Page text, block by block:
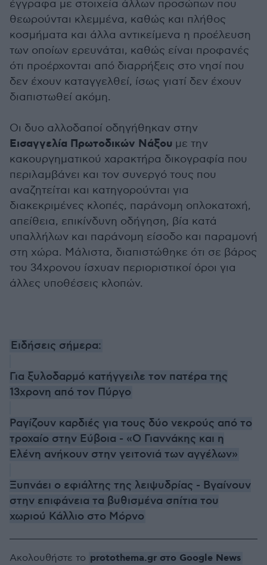
έγγραφα με στοιχεία άλλων προσώπων που
θεωρούνται κλεμμένα, καθώς και πλήθος
κοσμήματα και άλλα αντικείμενα η προέλευση
των οποίων ερευνάται, καθώς είναι προφανές
ότι προέρχονται από διαρρήξεις στο νησί που
δεν έχουν καταγγελθεί, ίσως γιατί δεν έχουν
διαπιστωθεί ακόμη.
Οι δυο αλλοδαποί οδηγήθηκαν στην
Εισαγγελία Πρωτοδικών Νάξου με την
κακουργηματικού χαρακτήρα δικογραφία που
περιλαμβάνει και τον συνεργό τους που
αναζητείται και κατηγορούνται για
διακεκριμένες κλοπές, παράνομη οπλοκατοχή,
απείθεια, επικίνδυνη οδήγηση, βία κατά
υπαλλήλων και παράνομη είσοδο και παραμονή
στη χώρα. Μάλιστα, διαπιστώθηκε ότι σε βάρος
του 34χρονου ίσχυαν περιοριστικοί όροι για
άλλες υποθέσεις κλοπών.
Ειδήσεις σήμερα:
Για ξυλοδαρμό κατήγγειλε τον πατέρα της
13χρονη από τον Πύργο
Ραγίζουν καρδιές για τους δύο νεκρούς από το
τροχαίο στην Εύβοια - «Ο Γιαννάκης και η
Ελένη ανήκουν στην γειτονιά των αγγέλων»
Ξυπνάει ο εφιάλτης της λειψυδρίας - Βγαίνουν
στην επιφάνεια τα βυθισμένα σπίτια του
χωριού Κάλλιο στο Μόρνο
Ακολουθήστε το protothema.gr στο Google News